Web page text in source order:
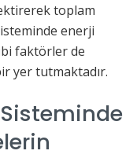
toplam
enerji
faktörler de
yer tutmaktadır.